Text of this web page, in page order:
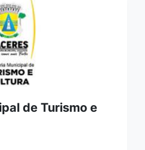
de Turismo e